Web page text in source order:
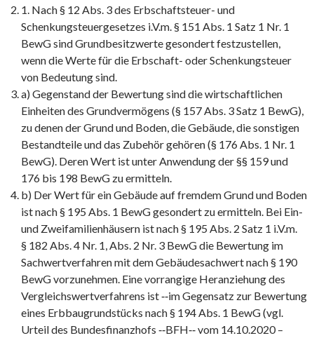
1. Nach § 12 Abs. 3 des Erbschaftsteuer- und
Schenkungsteuergesetzes i.V.m. § 151 Abs. 1 Satz 1 Nr. 1
BewG sind Grundbesitzwerte gesondert festzustellen,
wenn die Werte für die Erbschaft- oder Schenkungsteuer
von Bedeutung sind.
a) Gegenstand der Bewertung sind die wirtschaftlichen
Einheiten des Grundvermögens (§ 157 Abs. 3 Satz 1 BewG),
zu denen der Grund und Boden, die Gebäude, die sonstigen
Bestandteile und das Zubehör gehören (§ 176 Abs. 1 Nr. 1
BewG). Deren Wert ist unter Anwendung der §§ 159 und
176 bis 198 BewG zu ermitteln.
b) Der Wert für ein Gebäude auf fremdem Grund und Boden
ist nach § 195 Abs. 1 BewG gesondert zu ermitteln. Bei Ein-
und Zweifamilienhäusern ist nach § 195 Abs. 2 Satz 1 i.V.m.
§ 182 Abs. 4 Nr. 1, Abs. 2 Nr. 3 BewG die Bewertung im
Sachwertverfahren mit dem Gebäudesachwert nach § 190
BewG vorzunehmen. Eine vorrangige Heranziehung des
Vergleichswertverfahrens ist ‑‑im Gegensatz zur Bewertung
eines Erbbaugrundstücks nach § 194 Abs. 1 BewG (vgl.
Urteil des Bundesfinanzhofs ‑‑BFH‑‑ vom 14.10.2020 –